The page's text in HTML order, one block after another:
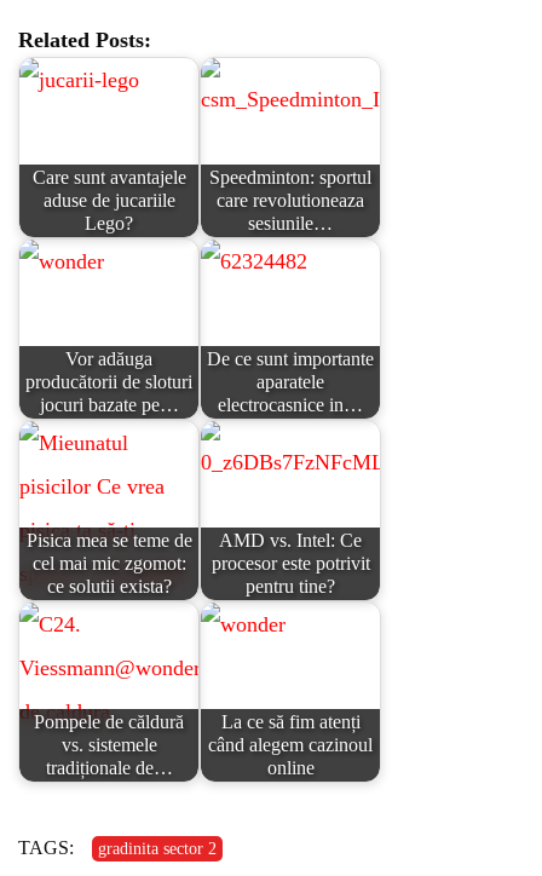
Related Posts:
Care sunt avantajele
aduse de jucariile
Lego?
Speedminton: sportul
care revolutioneaza
sesiunile…
Vor adăuga
producătorii de sloturi
jocuri bazate pe…
De ce sunt importante
aparatele
electrocasnice in…
Pisica mea se teme de
cel mai mic zgomot:
ce solutii exista?
AMD vs. Intel: Ce
procesor este potrivit
pentru tine?
Pompele de căldură
vs. sistemele
tradiționale de…
La ce să fim atenți
când alegem cazinoul
online
TAGS: gradinita sector 2